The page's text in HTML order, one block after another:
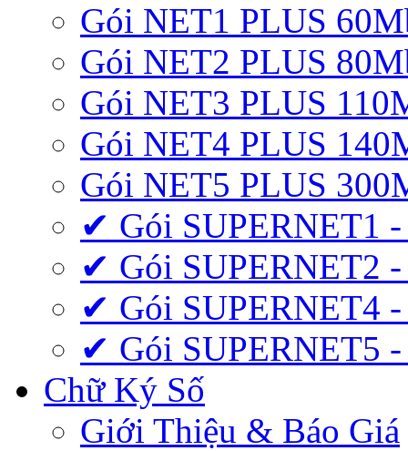
Gói NET1 PLUS
Gói NET2 PLUS
Gói NET3 PLUS
Gói NET4 PLUS
Gói NET5 PLUS
✔ Gói SUPERNET1
✔ Gói SUPERNET2
✔ Gói SUPERNET4
✔ Gói SUPERNET5
Chữ Ký Số
Giới Thiệu & Báo Giá